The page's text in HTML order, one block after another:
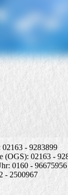
02163 - 9283899
(OGS): 02163 -
0160 - 96675956
- 2500967